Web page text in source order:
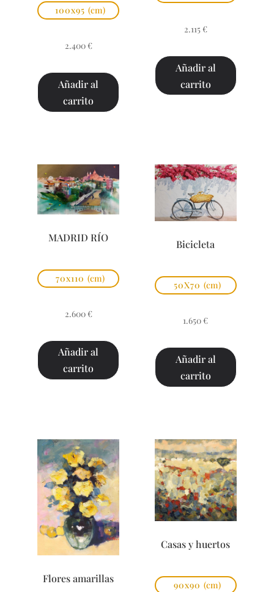
100x95 (cm)
2.400 €
Añadir al
carrito
2.115 €
Añadir al
carrito
MADRID RÍO
70x110 (cm)
2.600 €
Añadir al
carrito
Bicicleta
50X70 (cm)
1.650 €
Añadir al
carrito
Flores amarillas
Casas y huertos
90x90 (cm)